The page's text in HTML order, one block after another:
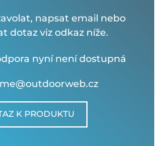
napsat email nebo
dotaz viz odkaz níže.
nyní není dostupná
K PRODUKTU